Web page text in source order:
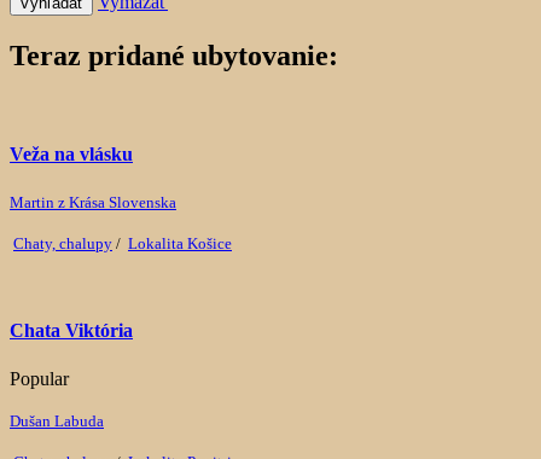
Teraz pridané ubytovanie:
Veža na vlásku
Martin z Krása Slovenska
Chaty, chalupy / Lokalita Košice
Chata Viktória
Popular
Dušan Labuda